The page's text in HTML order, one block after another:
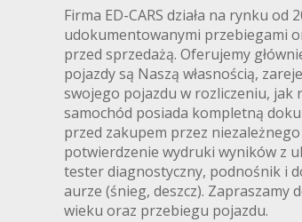
Firma ED-CARS działa na rynku
udokumentowanymi przebiegami
przed sprzedażą. Oferujemy
pojazdy są Naszą własnością,
swojego pojazdu w rozliczeniu, jak
samochód posiada kompletną
przed zakupem przez
potwierdzenie wydruki wyników z
tester diagnostyczny, podnośnik i
aurze (śnieg, deszcz). Zapraszamy
wieku oraz przebiegu pojazdu.